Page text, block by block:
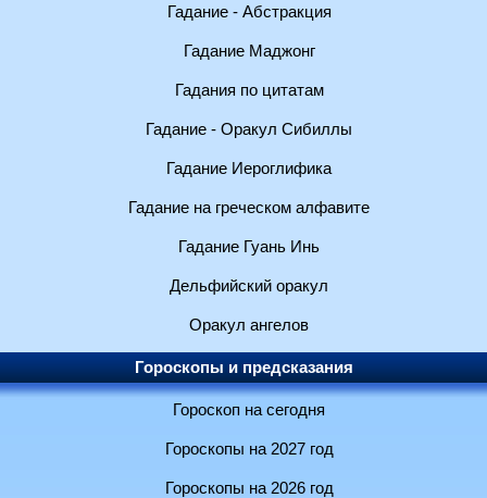
Гадание - Абстракция
Гадание Маджонг
Гадания по цитатам
Гадание - Оракул Сибиллы
Гадание Иероглифика
Гадание на греческом алфавите
Гадание Гуань Инь
Дельфийский оракул
Оракул ангелов
Гороскопы и предсказания
Гороскоп на сегодня
Гороскопы на 2027 год
Гороскопы на 2026 год